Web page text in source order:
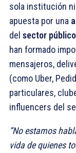
sola institución
apuesta por una
del sector
han formado
mensajeros,
(como Uber,
particulares,
influencers del
“No estamos
vida de quienes